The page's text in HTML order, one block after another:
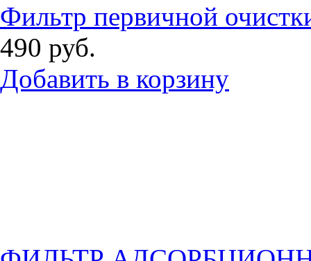
Фильтр первичной
490 руб.
Добавить в корзину